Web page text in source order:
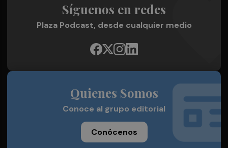
Síguenos en redes
Plaza Podcast, desde cualquier medio
Quienes Somos
Conoce al grupo editorial
Conócenos